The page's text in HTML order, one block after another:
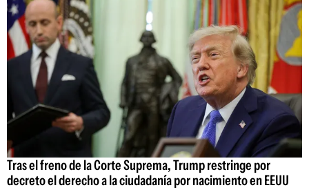
Tras el freno de la Corte Suprema, Trump restringe por
decreto el derecho a la ciudadanía por nacimiento en EEUU